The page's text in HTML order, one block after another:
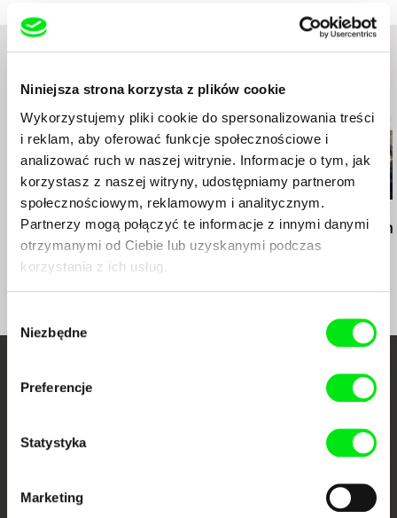
Niniejsza strona korzysta z plików cookie
Wykorzystujemy pliki cookie do spersonalizowania treści
i reklam, aby oferować funkcje społecznościowe i
analizować ruch w naszej witrynie. Informacje o tym, jak
korzystasz z naszej witryny, udostępniamy partnerom
społecznościowym, reklamowym i analitycznym.
Partnerzy mogą połączyć te informacje z innymi danymi
otrzymanymi od Ciebie lub uzyskanymi podczas
korzystania z ich usług.
zgody
Niezbędne
Preferencje
Statystyka
Marketing
e-mail:
sfu@sfu.sk
Podobne filmy (20)
Peter Solan
Bokser i śmierć
Kamal Aljafari
PARADISO, XXXI, 108 The Invasion